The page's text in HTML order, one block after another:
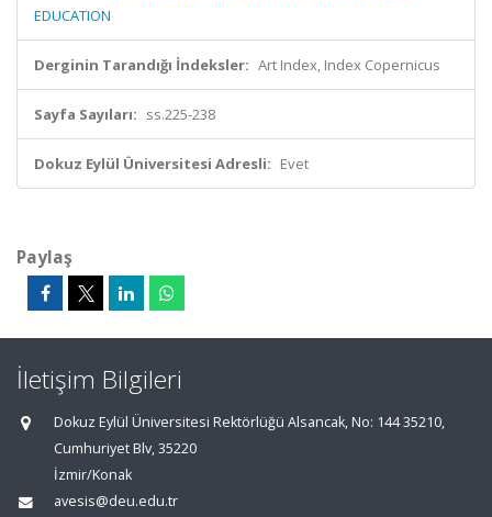
EDUCATION
Derginin Tarandığı İndeksler: Art Index, Index Copernicus
Sayfa Sayıları: ss.225-238
Dokuz Eylül Üniversitesi Adresli: Evet
Paylaş
İletişim Bilgileri
Dokuz Eylül Üniversitesi Rektörlüğü Alsancak, No: 144 35210,
Cumhuriyet Blv, 35220
İzmir/Konak
avesis@deu.edu.tr